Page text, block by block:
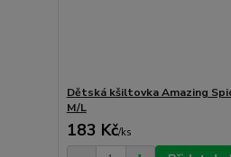
Dětská kšiltovka Amazing
M/L
183 Kč/ks